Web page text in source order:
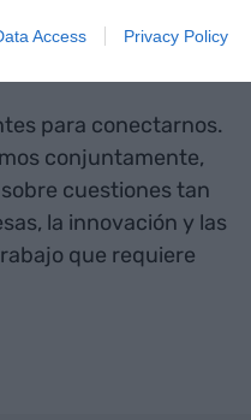
Access Privacy Policy
para conectarnos.
conjuntamente,
cuestiones tan
la innovación y las
que requiere